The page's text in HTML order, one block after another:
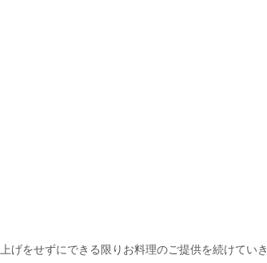
げをせずにできる限りお料理のご提供を続けていき